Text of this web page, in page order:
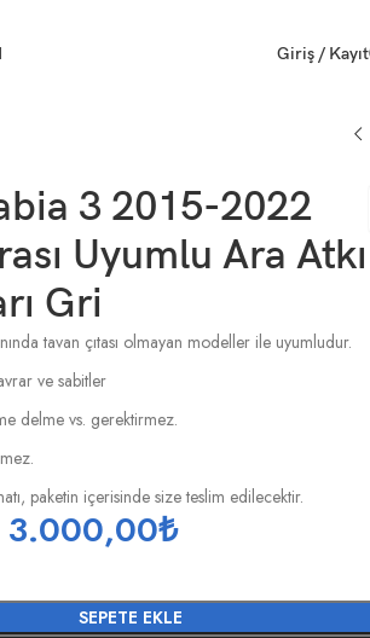
Giriş / Kayıt
3 2015-2022
Uyumlu Ara Atkı
Gri
tavan çıtası olmayan modeller ile uyumludur.
ve sabitler
delme vs. gerektirmez.
paketin içerisinde size teslim edilecektir.
3.000,00₺
SEPETE EKLE